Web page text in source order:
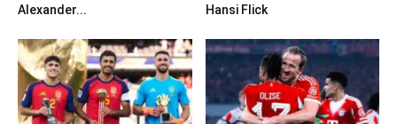
Alexander... Hansi Flick